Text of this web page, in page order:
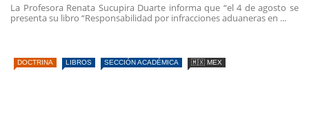
La Profesora Renata Sucupira Duarte informa que “el 4 de agosto se
presenta su libro “Responsabilidad por infracciones aduaneras en ...
DOCTRINA LIBROS SECCIÓN ACADÉMICA 🇲🇽 MEX